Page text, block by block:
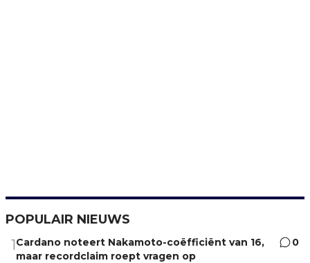
POPULAIR NIEUWS
1Cardano noteert Nakamoto-coëfficiënt van 16,
maar recordclaim roept vragen op
0